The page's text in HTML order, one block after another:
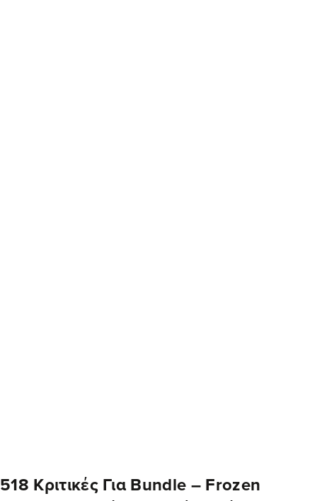
518 Κριτικές ΓιαBundle – Frozen